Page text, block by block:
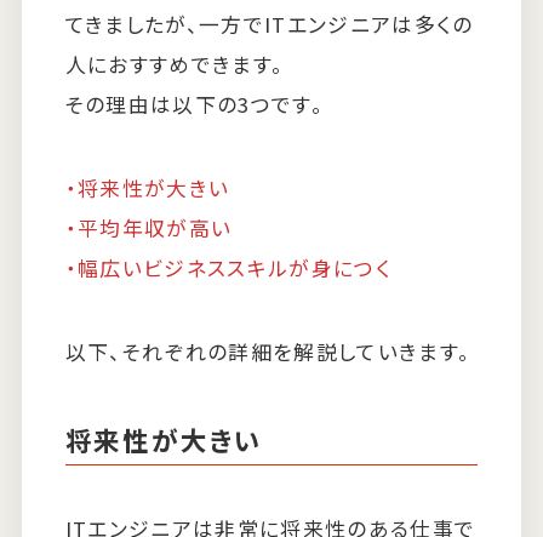
てきましたが、一方でITエンジニアは多くの
人におすすめできます。
その理由は以下の3つです。
・将来性が大きい
・平均年収が高い
・幅広いビジネススキルが身につく
以下、それぞれの詳細を解説していきます。
将来性が大きい
ITエンジニアは非常に将来性のある仕事で